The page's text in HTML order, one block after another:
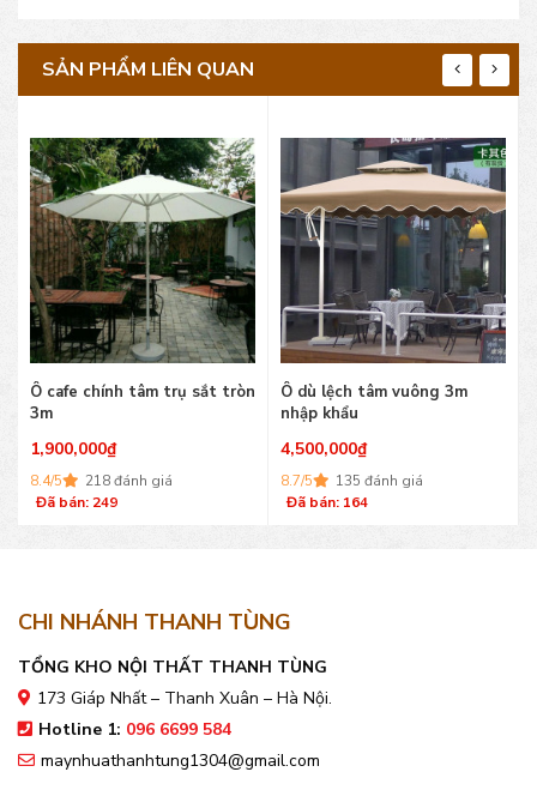
SẢN PHẨM LIÊN QUAN
Ô cafe chính tâm trụ sắt tròn
3m
1,900,000₫
8.4/5
218 đánh giá
Đã bán: 249
Ô dù lệch tâm vuông 3m
nhập khẩu
4,500,000₫
8.7/5
135 đánh giá
Đã bán: 164
CHI NHÁNH THANH TÙNG
TỔNG KHO NỘI THẤT THANH TÙNG
173 Giáp Nhất – Thanh Xuân – Hà Nội.
Hotline 1: 096 6699 584
maynhuathanhtung1304@gmail.com